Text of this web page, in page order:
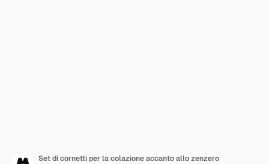
Set di cornetti per la colazione accanto allo zenzero